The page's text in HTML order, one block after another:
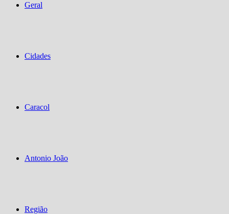
Geral
Cidades
Caracol
Antonio João
Região